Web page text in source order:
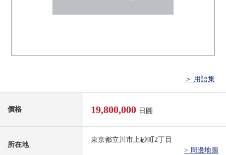
＞ 用語集
價格 19,800,000 日圓
所在地
東京都立川市上砂町2丁目
> 周邊地圖